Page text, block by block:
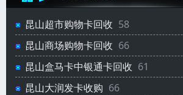
昆山超市购物卡回收 58
昆山商场购物卡回收 66
昆山盒马卡中银通卡回收 61
昆山大润发卡收购 66